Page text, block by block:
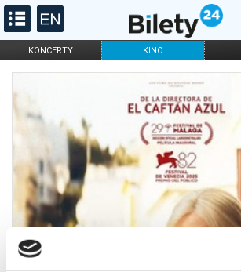
KONCERTY KINO
FILHARMONIA OPERA I BALET
ONLINE